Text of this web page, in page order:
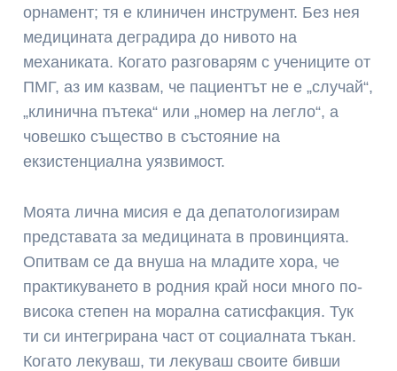
орнамент; тя е клиничен инструмент. Без нея
медицината деградира до нивото на
механиката. Когато разговарям с учениците от
ПМГ, аз им казвам, че пациентът не е „случай“,
„клинична пътека“ или „номер на легло“, а
човешко същество в състояние на
екзистенциална уязвимост.
Моята лична мисия е да депатологизирам
представата за медицината в провинцията.
Опитвам се да внуша на младите хора, че
практикуването в родния край носи много по-
висока степен на морална сатисфакция. Тук
ти си интегрирана част от социалната тъкан.
Когато лекуваш, ти лекуваш своите бивши